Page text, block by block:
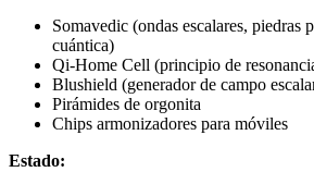
Somavedic (ondas escalares, piedras
cuántica)
Qi-Home Cell (principio de
Blushield (generador de campo
Pirámides de orgonita
Chips armonizadores para móviles
Estado: